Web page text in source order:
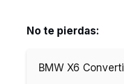
No te pierdas:
BMW X6